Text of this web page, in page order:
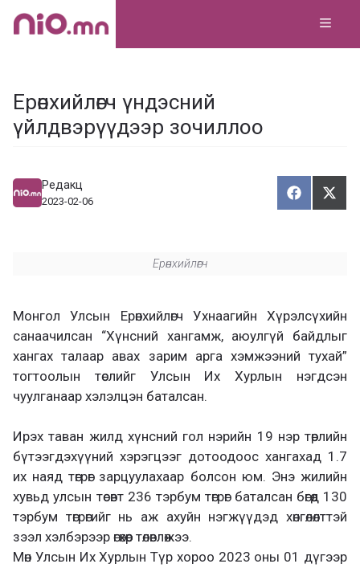
Skip
Ерөнхийлөгч үндэсний
үйлдвэрүүдээр зочиллоо
Редакц
2023-02-06
Х
у
Т
ү
Ерөнхийлөгч
Монгол Улсын Ерөнхийлөгч Ухнаагийн Хүрэлсүхийн
санаачилсан “Хүнсний хангамж, аюулгүй байдлыг
хангах талаар авах зарим арга хэмжээний тухай”
тогтоолын төслийг Улсын Их Хурлын нэгдсэн
чуулганаар хэлэлцэн баталсан.
Ирэх таван жилд хүнсний гол нэрийн 19 нэр төрлийн
бүтээгдэхүүний хэрэгцээг дотоодоос хангахад 1.7
их наяд төгрөг зарцуулахаар болсон юм. Энэ жилийн
хувьд улсын төсөвт 236 тэрбум төгрөг баталсан бөгөөд 130
тэрбум төгрөгийг нь аж ахуйн нэгжүүдэд хөнгөлөлттэй
зээл хэлбэрээр өгөхөөр төлөвлөжээ.
Мөн Улсын Их Хурлын Түр хороо 2023 оны 01 дүгээр